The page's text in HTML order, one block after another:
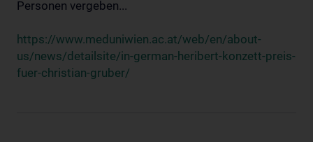
Personen vergeben...
https://www.meduniwien.ac.at/web/en/about-
us/news/detailsite/in-german-heribert-konzett-preis-
fuer-christian-gruber/